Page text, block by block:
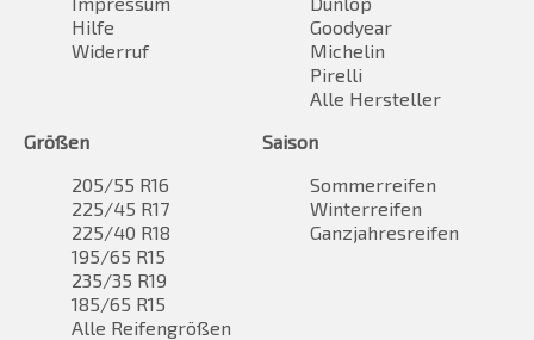
Hilfe
Widerruf
Goodyear
Michelin
Pirelli
Alle Hersteller
Größen
205/55 R16
225/45 R17
225/40 R18
195/65 R15
235/35 R19
185/65 R15
Alle Reifengrößen
Saison
Sommerreifen
Winterreifen
Ganzjahresreifen